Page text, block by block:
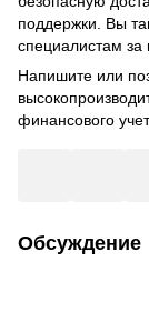
поддержки. Вы
специалистам за
Напишите или
финансового
Обсуждение